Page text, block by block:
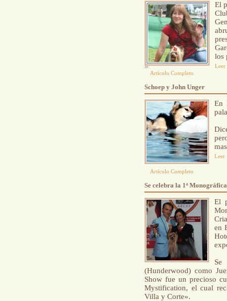
El
los
Leer
Artículo Completo
Schoep y John Unger
En
Leer
Artículo Completo
Se celebra la 1ª
El
en
Se
(Hunderwood) como
Show fue un precioso
Mystification, el cual
Villa y Corte».